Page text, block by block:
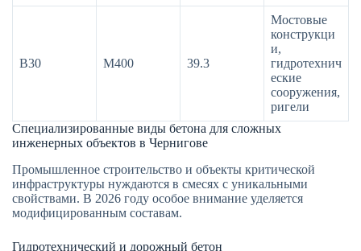
В30 М400 39.3
Мостовые
конструкци
и,
гидротехнич
еские
сооружения,
ригели
Специализированные виды бетона для сложных
инженерных объектов в Чернигове
Промышленное строительство и объекты критической
инфраструктуры нуждаются в смесях с уникальными
свойствами. В 2026 году особое внимание уделяется
модифицированным составам.
Гидротехнический и дорожный бетон